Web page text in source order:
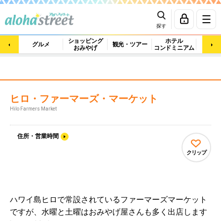
探す
グルメ
ショッピング
おみやげ
観光・ツアー
ホテル
コンドミニアム
マッ
ヒロ・ファーマーズ・マーケット
Hilo Farmers Market
住所・営業時間
クリップ
ハワイ島ヒロで常設されているファーマーズマーケット
ですが、水曜と土曜はおみやげ屋さんも多く出店します